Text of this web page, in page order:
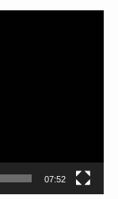
07:52